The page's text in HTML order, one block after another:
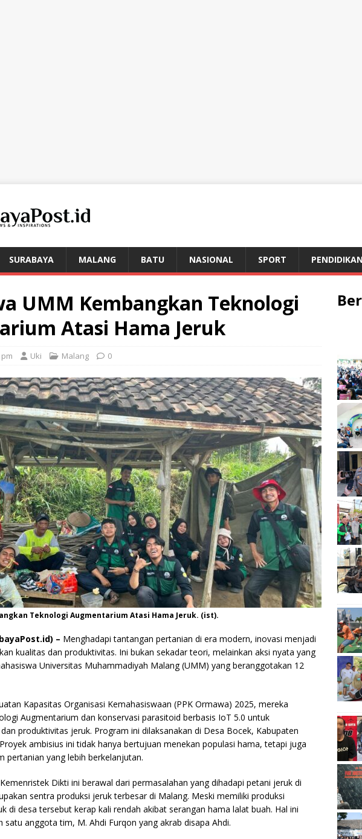
SURABAYA MALANG BATU NASIONAL SPORT PENDIDIKAN
UMM Kembangkan Teknologi
Atasi Hama Jeruk
Uki Malang 0
Teknologi Augmentarium Atasi Hama Jeruk. (ist).
– Menghadapi tantangan pertanian di era modern, inovasi menjadi
kualitas dan produktivitas. Ini bukan sekadar teori, melainkan aksi nyata yang
Universitas Muhammadiyah Malang (UMM) yang beranggotakan 12
Kapasitas Organisasi Kemahasiswaan (PPK Ormawa) 2025, mereka
Augmentarium dan konservasi parasitoid berbasis IoT 5.0 untuk
produktivitas jeruk. Program ini dilaksanakan di Desa Bocek, Kabupaten
ambisius ini tidak hanya bertujuan menekan populasi hama, tetapi juga
pertanian yang lebih berkelanjutan.
Dikti ini berawal dari permasalahan yang dihadapi petani jeruk di
sentra produksi jeruk terbesar di Malang. Meski memiliki produksi
di desa tersebut kerap kali rendah akibat serangan hama lalat buah. Hal ini
satu anggota tim, M. Ahdi Furqon yang akrab disapa Ahdi.